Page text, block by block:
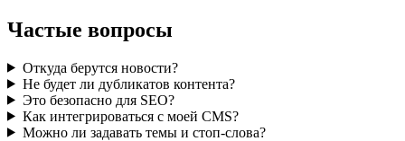
Частые вопросы
Откуда берутся новости?
Не будет ли дубликатов контента?
Это безопасно для SEO?
Как интегрироваться с моей CMS?
Можно ли задавать темы и стоп‑слова?